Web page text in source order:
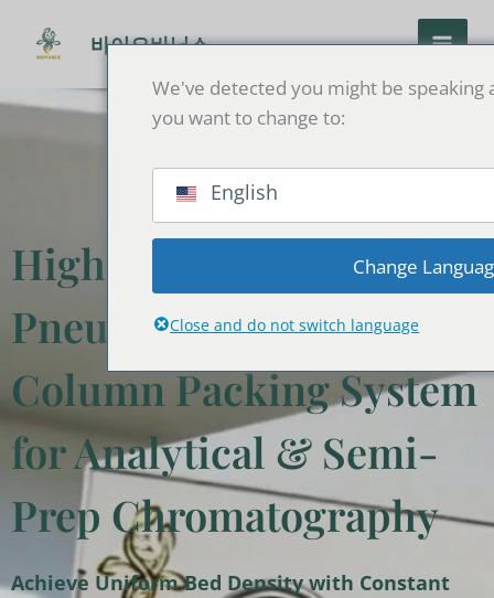
로
바이오바닉스
High-Pressure
Pneumatic HPLC
Column Packing System
for Analytical & Semi-
Prep Chromatography
Achieve Uniform Bed Density with Constant
We've detected you might be speaking
you want to change to:
English
Change
Close and do not switch language